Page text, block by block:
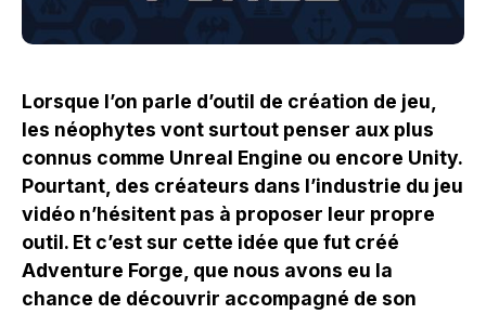
Lorsque l’on parle d’outil de création de jeu,
les néophytes vont surtout penser aux plus
connus comme Unreal Engine ou encore Unity.
Pourtant, des créateurs dans l’industrie du jeu
vidéo n’hésitent pas à proposer leur propre
outil. Et c’est sur cette idée que fut créé
Adventure Forge, que nous avons eu la
chance de découvrir accompagné de son